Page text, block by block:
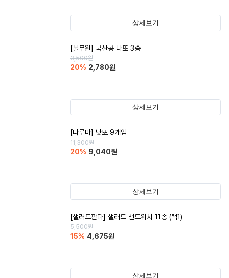
상세보기
[풀무원] 국산콩 나또 3종
3,500원
20% 2,780원
상세보기
[다루마] 낫또 9개입
11,300원
20% 9,040원
상세보기
[샐러드판다] 샐러드 샌드위치 11종 (택1)
5,500원
15% 4,675원
상세보기